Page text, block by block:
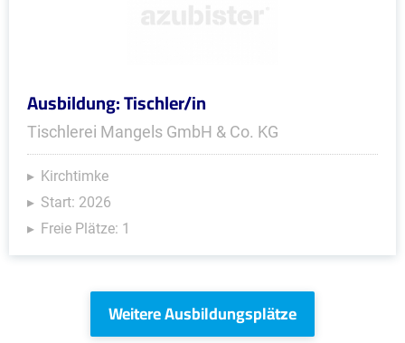
Ausbildung: Tischler/in
Tischlerei Mangels GmbH & Co. KG
Kirchtimke
Start: 2026
Freie Plätze: 1
Weitere Ausbildungsplätze